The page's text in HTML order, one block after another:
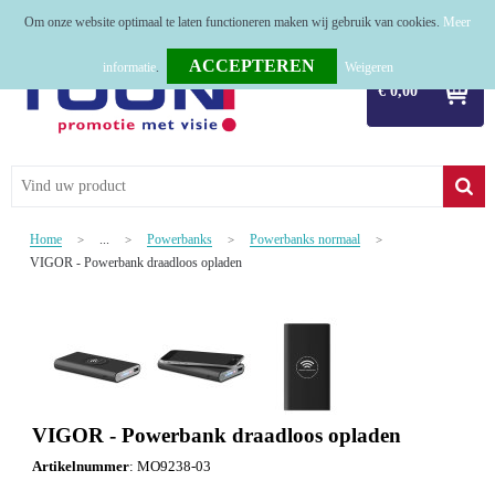
€ 0,00
Relatiegeschenken
Werkkleding
Kerstpakketten
TOP 50
Home > ... > Powerbanks > Powerbanks normaal >
VIGOR - Powerbank draadloos opladen
VIGOR - Powerbank draadloos opladen
Artikelnummer: MO9238-03
Om onze website optimaal te laten functioneren maken wij gebruik van cookies. Meer
informatie. Weigeren